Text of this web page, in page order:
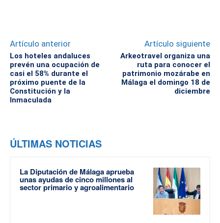
Artículo anterior
Los hoteles andaluces
prevén una ocupación de
casi el 58% durante el
próximo puente de la
Constitución y la
Inmaculada
Artículo siguiente
Arkeotravel organiza una
ruta para conocer el
patrimonio mozárabe en
Málaga el domingo 18 de
diciembre
ÚLTIMAS NOTICIAS
La Diputación de Málaga aprueba
unas ayudas de cinco millones al
sector primario y agroalimentario